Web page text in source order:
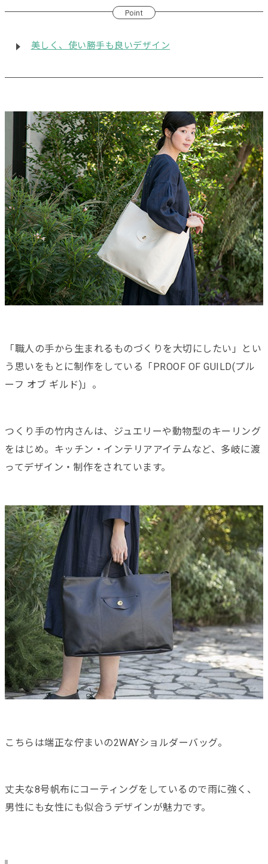
Point
美しく、使い勝手も良いデザイン
「職人の手から生まれるものづくりを大切にしたい」とい
う思いをもとに制作をしている「PROOF OF GUILD(プル
ーフ オブ ギルド)」。
つくり手の竹内さんは、ジュエリーや動物型のキーリング
をはじめ。キッチン・インテリアアイテムなど、多岐に渡
ってデザイン・制作をされています。
こちらは端正な佇まいの2WAYショルダーバッグ。
丈夫な8号帆布にコーティングをしているので雨に強く、
男性にも女性にも似合うデザインが魅力です。